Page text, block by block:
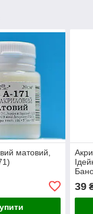
матовий,
39